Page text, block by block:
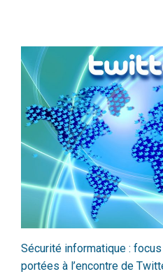
Sécurité informatique :
portées à l’encontre de